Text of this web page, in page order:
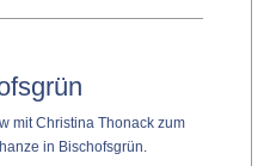
mit Christina Thonack zum
in Bischofsgrün.